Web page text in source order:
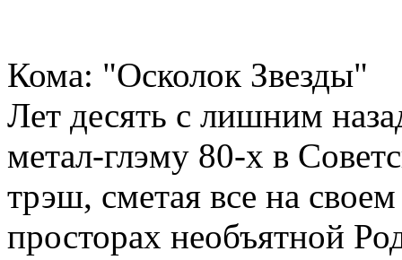
Кома: "Осколок Звезды"
Лет десять с лишним
метал-глэму 80-х в
трэш, сметая все на
просторах необъятной